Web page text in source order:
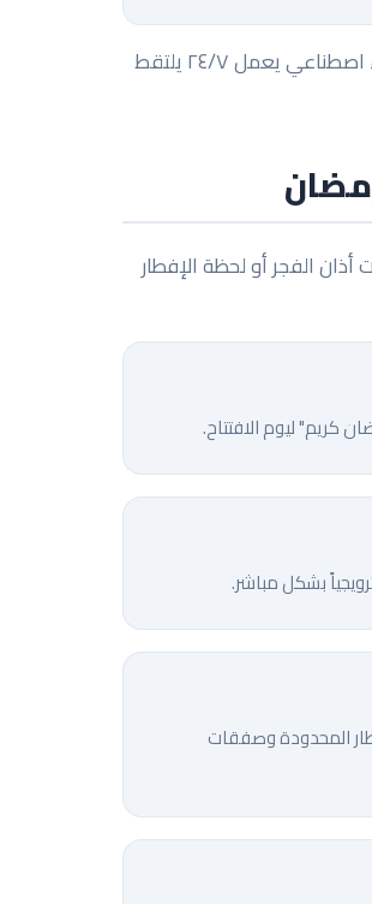
الاستنتاج واضح: فريق دعم بشري لا يستطيع تغطية هذه النوافذ بشكل كافٍ. شات بوت ذكاء اصطناعي يعمل ٢٤/٧ يلتقط
الفجر أو لحظة الإفطار
كريم" ليوم الافتتاح.
بشكل مباشر.
بين ٩م و١١م. استخدم عروض الإفطار المحدودة وصفقات